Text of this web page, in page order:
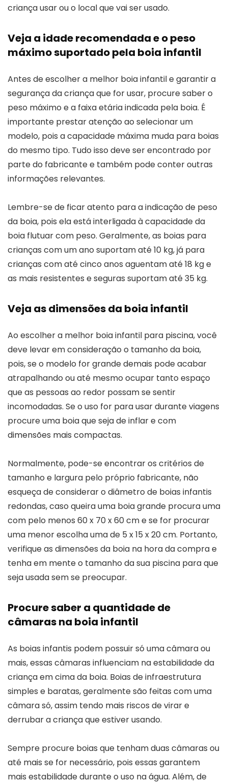
criança usar ou o local que vai ser usado.
Veja a idade recomendada e o peso
máximo suportado pela boia infantil
Antes de escolher a melhor boia infantil e garantir a
segurança da criança que for usar, procure saber o
peso máximo e a faixa etária indicada pela boia. É
importante prestar atenção ao selecionar um
modelo, pois a capacidade máxima muda para boias
do mesmo tipo. Tudo isso deve ser encontrado por
parte do fabricante e também pode conter outras
informações relevantes.
Lembre-se de ficar atento para a indicação de peso
da boia, pois ela está interligada à capacidade da
boia flutuar com peso. Geralmente, as boias para
crianças com um ano suportam até 10 kg, já para
crianças com até cinco anos aguentam até 18 kg e
as mais resistentes e seguras suportam até 35 kg.
Veja as dimensões da boia infantil
Ao escolher a melhor boia infantil para piscina, você
deve levar em consideração o tamanho da boia,
pois, se o modelo for grande demais pode acabar
atrapalhando ou até mesmo ocupar tanto espaço
que as pessoas ao redor possam se sentir
incomodadas. Se o uso for para usar durante viagens
procure uma boia que seja de inflar e com
dimensões mais compactas.
Normalmente, pode-se encontrar os critérios de
tamanho e largura pelo próprio fabricante, não
esqueça de considerar o diâmetro de boias infantis
redondas, caso queira uma boia grande procura uma
com pelo menos 60 x 70 x 60 cm e se for procurar
uma menor escolha uma de 5 x 15 x 20 cm. Portanto,
verifique as dimensões da boia na hora da compra e
tenha em mente o tamanho da sua piscina para que
seja usada sem se preocupar.
Procure saber a quantidade de
câmaras na boia infantil
As boias infantis podem possuir só uma câmara ou
mais, essas câmaras influenciam na estabilidade da
criança em cima da boia. Boias de infraestrutura
simples e baratas, geralmente são feitas com uma
câmara só, assim tendo mais riscos de virar e
derrubar a criança que estiver usando.
Sempre procure boias que tenham duas câmaras ou
até mais se for necessário, pois essas garantem
mais estabilidade durante o uso na água. Além, de